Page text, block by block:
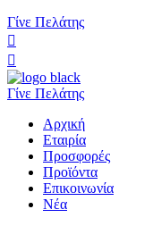
Γίνε Πελάτης
Γίνε Πελάτης
Αρχική
Εταιρία
Προσφορές
Προϊόντα
Επικοινωνία
Νέα